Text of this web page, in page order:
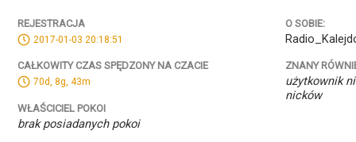
REJESTRACJA
2017-01-03 20:18:51
CAŁKOWITY CZAS SPĘDZONY NA CZACIE
70d, 8g, 43m
WŁAŚCICIEL POKOI
brak posiadanych pokoi
O SOBIE:
ZNANY
użytkownik
nicków